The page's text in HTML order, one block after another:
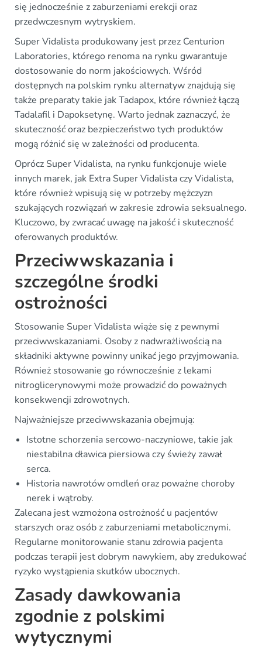
się jednocześnie z zaburzeniami erekcji oraz
przedwczesnym wytryskiem.
Super Vidalista produkowany jest przez Centurion
Laboratories, którego renoma na rynku gwarantuje
dostosowanie do norm jakościowych. Wśród
dostępnych na polskim rynku alternatyw znajdują się
także preparaty takie jak Tadapox, które również łączą
Tadalafil i Dapoksetynę. Warto jednak zaznaczyć, że
skuteczność oraz bezpieczeństwo tych produktów
mogą różnić się w zależności od producenta.
Oprócz Super Vidalista, na rynku funkcjonuje wiele
innych marek, jak Extra Super Vidalista czy Vidalista,
które również wpisują się w potrzeby mężczyzn
szukających rozwiązań w zakresie zdrowia seksualnego.
Kluczowo, by zwracać uwagę na jakość i skuteczność
oferowanych produktów.
Przeciwwskazania i
szczególne środki
ostrożności
Stosowanie Super Vidalista wiąże się z pewnymi
przeciwwskazaniami. Osoby z nadwrażliwością na
składniki aktywne powinny unikać jego przyjmowania.
Również stosowanie go równocześnie z lekami
nitroglicerynowymi może prowadzić do poważnych
konsekwencji zdrowotnych.
Najważniejsze przeciwwskazania obejmują:
Istotne schorzenia sercowo-naczyniowe, takie jak
niestabilna dławica piersiowa czy świeży zawał
serca.
Historia nawrotów omdleń oraz poważne choroby
nerek i wątroby.
Zalecana jest wzmożona ostrożność u pacjentów
starszych oraz osób z zaburzeniami metabolicznymi.
Regularne monitorowanie stanu zdrowia pacjenta
podczas terapii jest dobrym nawykiem, aby zredukować
ryzyko wystąpienia skutków ubocznych.
Zasady dawkowania
zgodnie z polskimi
wytycznymi